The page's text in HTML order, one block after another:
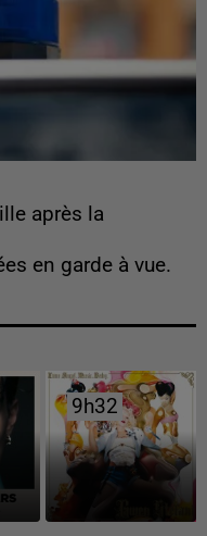
après la
en garde à vue.
9h32
9h32